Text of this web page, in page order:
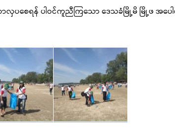
စေရန် ပါဝင်ကူညီကြသော ဒေသခံမြို့မိ မြို့ဖ အပေါင်း